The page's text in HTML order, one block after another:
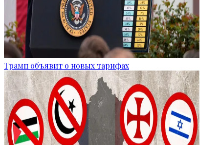
Трамп объявит о новых тарифах